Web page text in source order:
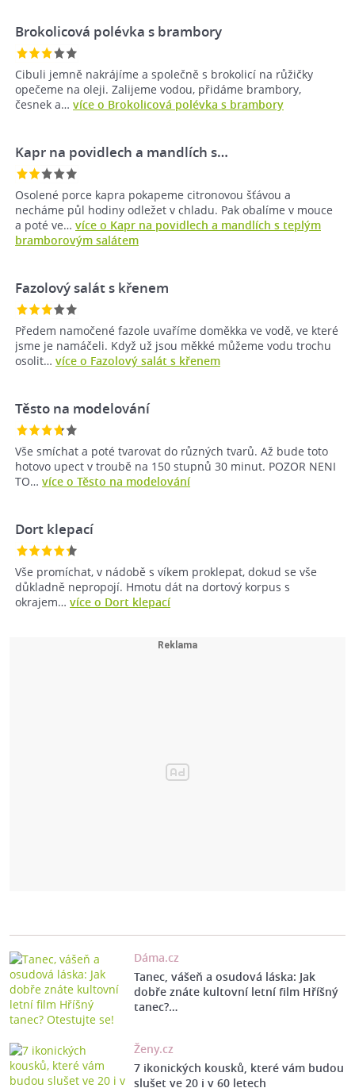
Brokolicová polévka s brambory
Cibuli jemně nakrájíme a společně s brokolicí na růžičky
opečeme na oleji. Zalijeme vodou, přidáme brambory,
česnek a… více o Brokolicová polévka s brambory
Kapr na povidlech a mandlích s…
Osolené porce kapra pokapeme citronovou šťávou a
necháme půl hodiny odležet v chladu. Pak obalíme v mouce
a poté ve… více o Kapr na povidlech a mandlích s teplým
bramborovým salátem
Fazolový salát s křenem
Předem namočené fazole uvaříme doměkka ve vodě, ve které
jsme je namáčeli. Když už jsou měkké můžeme vodu trochu
osolit… více o Fazolový salát s křenem
Těsto na modelování
Vše smíchat a poté tvarovat do různých tvarů. Až bude toto
hotovo upect v troubě na 150 stupnů 30 minut. POZOR NENI
TO… více o Těsto na modelování
Dort klepací
Vše promíchat, v nádobě s víkem proklepat, dokud se vše
důkladně nepropojí. Hmotu dát na dortový korpus s
okrajem… více o Dort klepací
Dáma.cz
Tanec, vášeň a osudová láska: Jak
dobře znáte kultovní letní film Hříšný
tanec?…
Ženy.cz
7 ikonických kousků, které vám budou
slušet ve 20 i v 60 letech